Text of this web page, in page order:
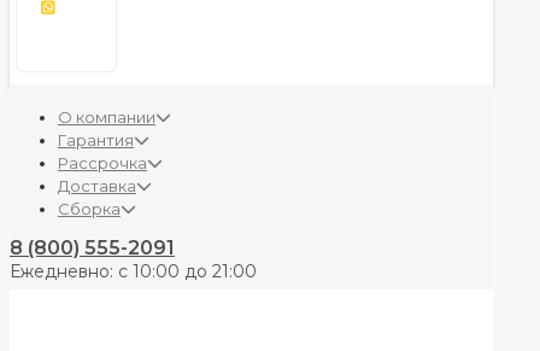
О компании
Гарантия
Рассрочка
Доставка
Сборка
8 (800) 555-2091
Ежедневно: с 10:00 до 21:00